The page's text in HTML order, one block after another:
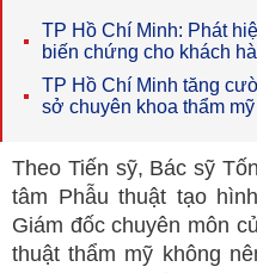
TP Hồ Chí Minh: Phát
biến chứng cho khách
TP Hồ Chí Minh tăng
sở chuyên khoa thẩm mỹ
Theo Tiến sỹ, Bác sỹ
tâm Phẫu thuật tạo
Giám đốc chuyên môn
thuật thẩm mỹ không